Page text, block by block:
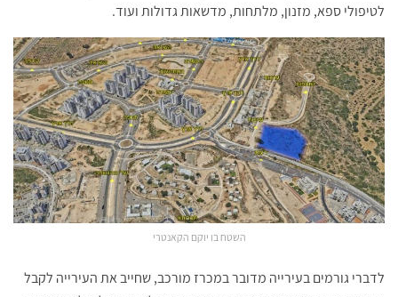
לטיפולי ספא, מזנון, מלתחות, מדשאות גדולות ועוד.
השטח בו יוקם הקאנטרי
לדברי גורמים בעירייה מדובר במכרז מורכב, שחייב את העירייה לקבל